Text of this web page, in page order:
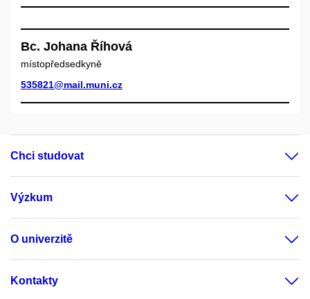
Bc. Johana Říhová
místopředsedkyně
535821@mail.muni.cz
Chci studovat
Výzkum
O univerzitě
Kontakty